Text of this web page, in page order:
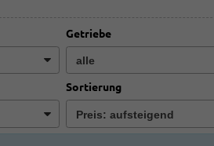
Getriebe
Sortierung